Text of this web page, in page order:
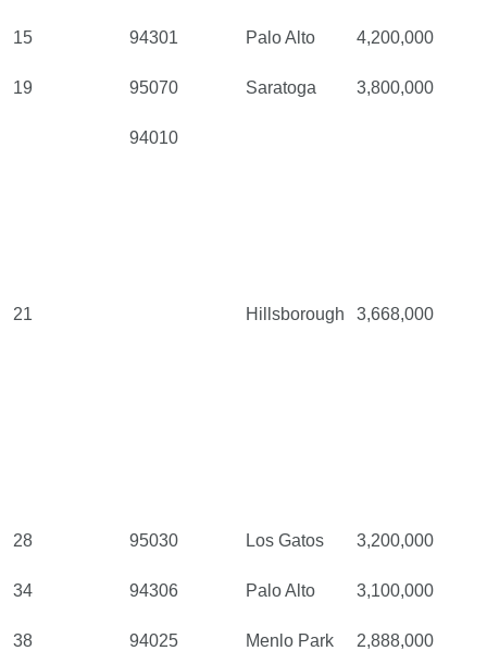
15 94301 Palo Alto 4,200,000
19 95070 Saratoga 3,800,000
21
94010
Hillsborough 3,668,000
28 95030 Los Gatos 3,200,000
34 94306 Palo Alto 3,100,000
38 94025 Menlo Park 2,888,000